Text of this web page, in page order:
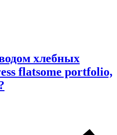
хлебных
flatsome portfolio,